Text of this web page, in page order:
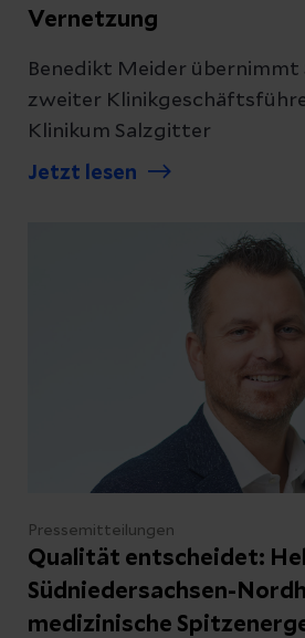
Vernetzung
Benedikt Meider übernimmt
zweiter
Klinikum Salzgitter
Jetzt lesen
Pressemitteilungen
Qualität entscheidet:
Südniedersachsen-
medizinische